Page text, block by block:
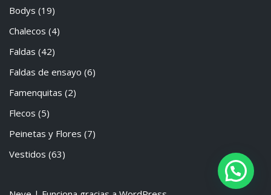
Bodys (19)
Chalecos (4)
Faldas (42)
Faldas de ensayo (6)
Famenquitas (2)
Flecos (5)
Peinetas y Flores (7)
Vestidos (63)